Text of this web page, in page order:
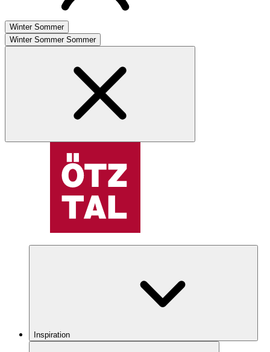
Winter Sommer
Winter Sommer Sommer
Inspiration